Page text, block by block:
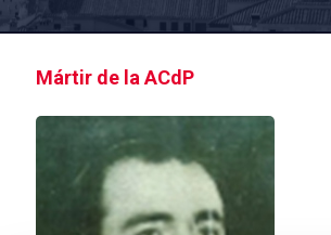
Mártir de la ACdP